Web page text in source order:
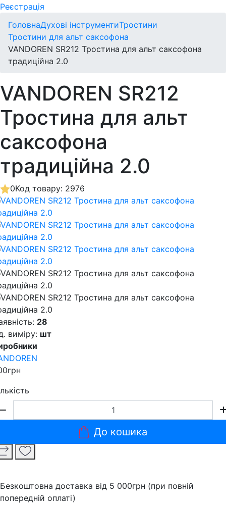
Реєстрація
ГоловнаДухові інструментиТростини
Тростини для альт саксофона
VANDOREN SR212 Тростина для альт саксофона
традиційна 2.0
VANDOREN SR212
Тростина для альт
саксофона
традиційна 2.0
0Код товару: 2976
28
виміру: шт
До кошика
Безкоштовна доставка від 5 000грн (при повній
попередній оплаті)